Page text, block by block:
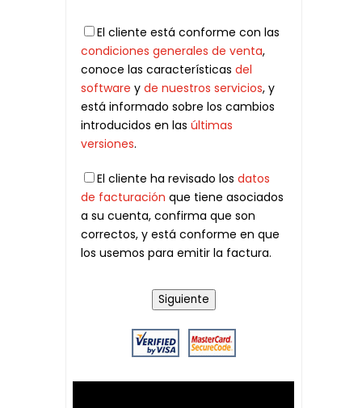
El cliente está conforme con las
condiciones generales de venta,
conoce las características del
software y de nuestros servicios, y
está informado sobre los cambios
introducidos en las últimas
versiones.
El cliente ha revisado los datos
de facturación que tiene asociados
a su cuenta, confirma que son
correctos, y está conforme en que
los usemos para emitir la factura.
Siguiente